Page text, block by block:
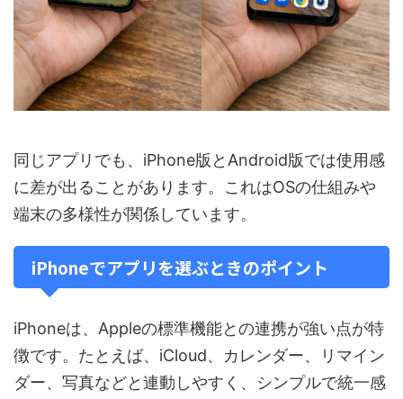
同じアプリでも、iPhone版とAndroid版では使用感
に差が出ることがあります。これはOSの仕組みや
端末の多様性が関係しています。
iPhoneでアプリを選ぶときのポイント
iPhoneは、Appleの標準機能との連携が強い点が特
徴です。たとえば、iCloud、カレンダー、リマイン
ダー、写真などと連動しやすく、シンプルで統一感